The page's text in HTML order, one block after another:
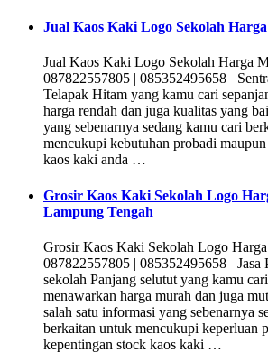
Jual Kaos Kaki Logo Sekolah
Jual Kaos Kaki Logo Sekolah Harga
087822557805 | 085352495658
Telapak Hitam yang kamu cari
harga rendah dan juga kualitas yang
yang sebenarnya sedang kamu cari
mencukupi kebutuhan probadi
kaos kaki anda …
Grosir Kaos Kaki Sekolah Logo
Lampung Tengah
Grosir Kaos Kaki Sekolah Logo
087822557805 | 085352495658 Jasa
sekolah Panjang selutut yang kamu
menawarkan harga murah dan juga
salah satu informasi yang sebenarnya
berkaitan untuk mencukupi keperluan
kepentingan stock kaos kaki …